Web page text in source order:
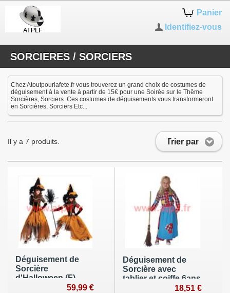
Panier
Identifiez-vous
SORCIERES / SORCIERS
Chez Atoutpourlafete.fr vous trouverez un grand choix de costumes de
déguisement à la vente à partir de 15€ pour une Soirée sur le Thême
Sorcières, Sorciers. Ces costumes de déguisements vous transformeront
en Sorcières, Sorciers Etc...
Trier par
Il y a 7 produits.
Déguisement de
Sorcière
d'Halloween (F)
59,99 €
Déguisement de
Sorcière avec
tablier et coiffe 6ans
18,51 €